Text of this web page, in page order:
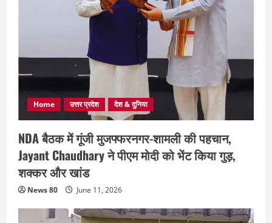
Home उत्तर प्रदेश देश & दुनिया
NDA बैठक में गूंजी मुजफ्फरनगर-शामली की पहचान,
Jayant Chaudhary ने पीएम मोदी को भेंट किया गुड़,
शक्कर और खांड
News 80 June 11, 2026